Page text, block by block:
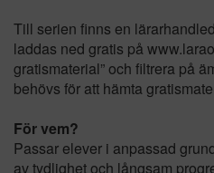
Till serien finns en
laddas ned gratis på
gratismaterial” och filtrera på
behövs för att hämta
För vem?
Passar elever i anpassad
av tydlighet och långsam